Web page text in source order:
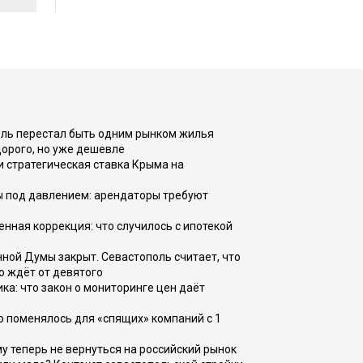
перестал быть одним рынком жилья
но уже дешевле
ставка Крыма на
под давлением: арендаторы требуют
коррекция: что случилось с ипотекой
Думы закрыт. Севастополь считает, что
ждёт от девятого
что закон о мониторинге цен даёт
для «спящих» компаний с 1
теперь не вернуться на российский рынок